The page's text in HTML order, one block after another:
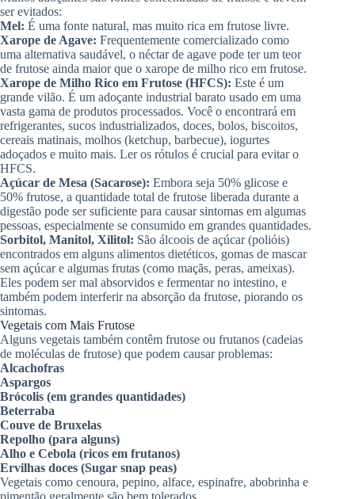
ser evitados:
Mel: É uma fonte natural, mas muito rica em frutose livre.
Xarope de Agave: Frequentemente comercializado como
uma alternativa saudável, o néctar de agave pode ter um teor
de frutose ainda maior que o xarope de milho rico em frutose.
Xarope de Milho Rico em Frutose (HFCS): Este é um
grande vilão. É um adoçante industrial barato usado em uma
vasta gama de produtos processados. Você o encontrará em
refrigerantes, sucos industrializados, doces, bolos, biscoitos,
cereais matinais, molhos (ketchup, barbecue), iogurtes
adoçados e muito mais. Ler os rótulos é crucial para evitar o
HFCS.
Açúcar de Mesa (Sacarose): Embora seja 50% glicose e
50% frutose, a quantidade total de frutose liberada durante a
digestão pode ser suficiente para causar sintomas em algumas
pessoas, especialmente se consumido em grandes quantidades.
Sorbitol, Manitol, Xilitol: São álcoois de açúcar (polióis)
encontrados em alguns alimentos dietéticos, gomas de mascar
sem açúcar e algumas frutas (como maçãs, peras, ameixas).
Eles podem ser mal absorvidos e fermentar no intestino, e
também podem interferir na absorção da frutose, piorando os
sintomas.
Vegetais com Mais Frutose
Alguns vegetais também contêm frutose ou frutanos (cadeias
de moléculas de frutose) que podem causar problemas:
Alcachofras
Aspargos
Brócolis (em grandes quantidades)
Beterraba
Couve de Bruxelas
Repolho (para alguns)
Alho e Cebola (ricos em frutanos)
Ervilhas doces (Sugar snap peas)
Vegetais como cenoura, pepino, alface, espinafre, abobrinha e